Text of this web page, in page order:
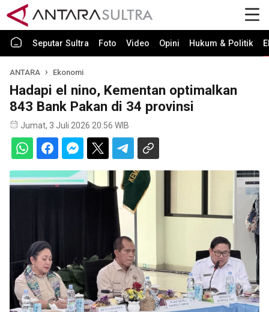
Seputar Sultra Foto Video Opini Hukum & Politik
ANTARA Ekonomi
Hadapi el nino, Kementan optimalkan
843 Bank Pakan di 34 provinsi
Jumat, 3 Juli 2026 20:56 WIB